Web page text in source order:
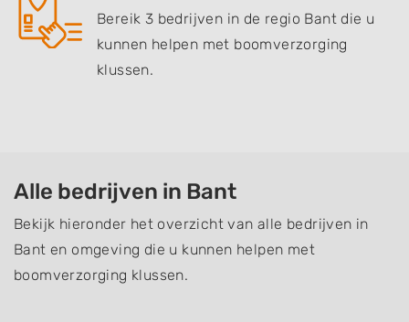
Bereik 3 bedrijven in de regio Bant die u
kunnen helpen met boomverzorging
klussen.
Alle bedrijven in Bant
Bekijk hieronder het overzicht van alle bedrijven in
Bant en omgeving die u kunnen helpen met
boomverzorging klussen.